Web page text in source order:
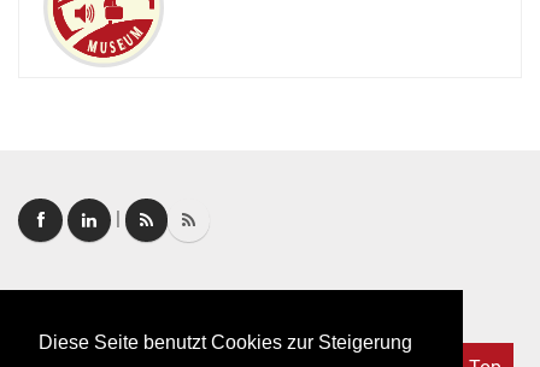
Diese Seite benutzt Cookies zur Steigerung
MUSEUM